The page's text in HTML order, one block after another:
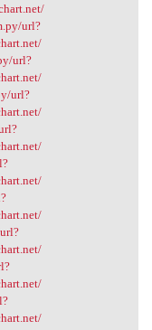
url?
url?
url?